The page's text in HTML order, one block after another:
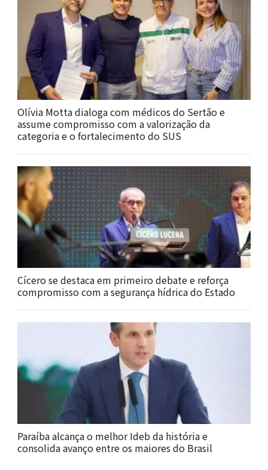
Olívia Motta dialoga com médicos do Sertão e
assume compromisso com a valorização da
categoria e o fortalecimento do SUS
Cícero se destaca em primeiro debate e reforça
compromisso com a segurança hídrica do Estado
Paraíba alcança o melhor Ideb da história e
consolida avanço entre os maiores do Brasil